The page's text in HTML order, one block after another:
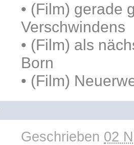
• (Film) gerade
Verschwindens
• (Film) als
Born
• (Film)
Geschrieben 02